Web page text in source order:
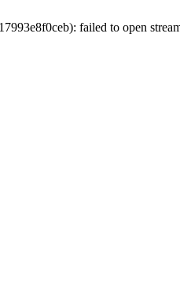
failed to open